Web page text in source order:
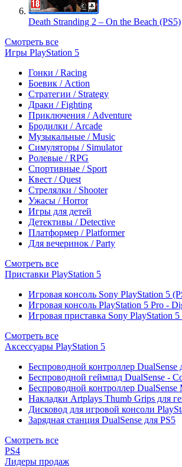
Death Stranding 2 – On the Beach (PS5)
Смотреть все
Игры PlayStation 5
Гонки / Racing
Боевик / Action
Стратегии / Strategy
Драки / Fighting
Приключения / Adventure
Бродилки / Arcade
Музыкальные / Music
Симуляторы / Simulator
Ролевые / RPG
Спортивные / Sport
Квест / Quest
Стрелялки / Shooter
Ужасы / Horror
Игры для детей
Детективы / Detective
Платформер / Platformer
Для вечеринок / Party
Смотреть все
Приставки PlayStation 5
Игровая консоль Sony PlayStation 5
Игровая консоль PlayStation 5 Pro -
Игровая приставка Sony PlayStation
Смотреть все
Аксессуары PlayStation 5
Беспроводной контроллер
Беспроводной геймпад DualSense -
Беспроводной контроллер
Накладки Artplays Thumb Grips для
Дисковод для игровой консоли
Зарядная станция DualSense для PS5
Смотреть все
PS4
Лидеры продаж